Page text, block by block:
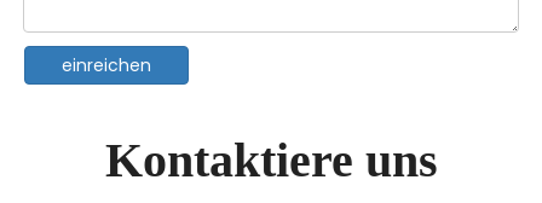
einreichen
Kontaktiere uns